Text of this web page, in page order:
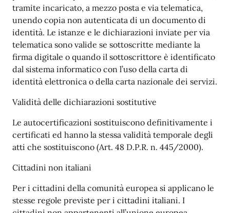
tramite incaricato, a mezzo posta e via telematica,
unendo copia non autenticata di un documento di
identità. Le istanze e le dichiarazioni inviate per via
telematica sono valide se sottoscritte mediante la
firma digitale o quando il sottoscrittore è identificato
dal sistema informatico con l’uso della carta di
identità elettronica o della carta nazionale dei servizi.
Validità delle dichiarazioni sostitutive
Le autocertificazioni sostituiscono definitivamente i
certificati ed hanno la stessa validità temporale degli
atti che sostituiscono (Art. 48 D.P.R. n. 445/2000).
Cittadini non italiani
Per i cittadini della comunità europea si applicano le
stesse regole previste per i cittadini italiani. I